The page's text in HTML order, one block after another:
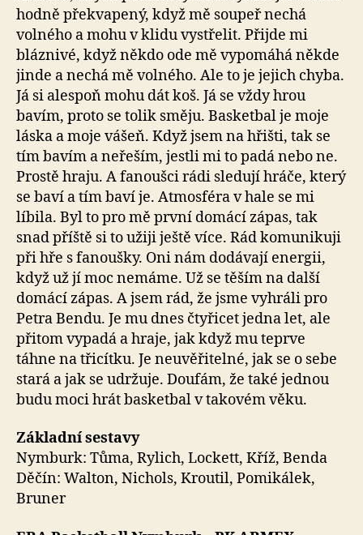
hodně překvapený, když mě soupeř nechá
volného a mohu v klidu vystřelit. Přijde mi
bláznivé, když někdo ode mě vypomáhá někde
jinde a nechá mě volného. Ale to je jejich chyba.
Já si alespoň mohu dát koš. Já se vždy hrou
bavím, proto se tolik směju. Basketbal je moje
láska a moje vášeň. Když jsem na hřišti, tak se
tím bavím a neřeším, jestli mi to padá nebo ne.
Prostě hraju. A fanoušci rádi sledují hráče, který
se baví a tím baví je. Atmosféra v hale se mi
líbila. Byl to pro mě první domácí zápas, tak
snad příště si to užiji ještě více. Rád komunikuji
při hře s fanoušky. Oni nám dodávají energii,
když už jí moc nemáme. Už se těším na další
domácí zápas. A jsem rád, že jsme vyhráli pro
Petra Bendu. Je mu dnes čtyřicet jedna let, ale
přitom vypadá a hraje, jak když mu teprve
táhne na třicítku. Je neuvěřitelné, jak se o sebe
stará a jak se udržuje. Doufám, že také jednou
budu moci hrát basketbal v takovém věku.
Základní sestavy
Nymburk: Tůma, Rylich, Lockett, Kříž, Benda
Děčín: Walton, Nichols, Kroutil, Pomikálek,
Bruner